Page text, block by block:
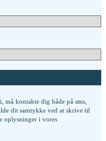
kontakte dig både på sms,
dit samtykke ved at skrive til
oplysninger i vores